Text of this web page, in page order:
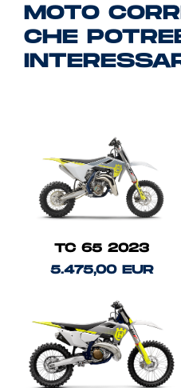
MOTO
CHE
TC 65 2023
5.475,00 EUR